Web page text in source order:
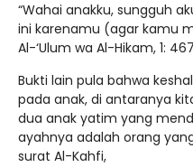
“Wahai anakku, sungguh
ini karenamu (agar kamu
Al-‘Ulum wa Al-Hikam, 1:
Bukti lain pula bahwa
pada anak, di antaranya
dua anak yatim yang
ayahnya adalah orang
surat Al-Kahfi,